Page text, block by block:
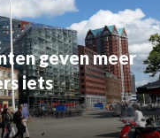
geven meer
iets